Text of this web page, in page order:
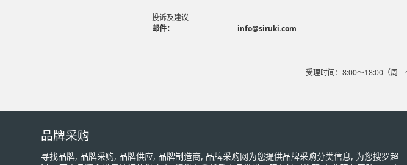
投诉及建议
邮件：
info@siruki.com
受理时间：8:00～18:00（周一
品牌采购
寻找品牌, 品牌采购, 品牌供应, 品牌制造商, 品牌采购网为您提供品牌采购分类信息, 为您搜罗超